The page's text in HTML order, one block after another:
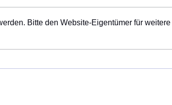
durch die Kirchen
Mit
Bitte den Website-Eigentümer für weitere